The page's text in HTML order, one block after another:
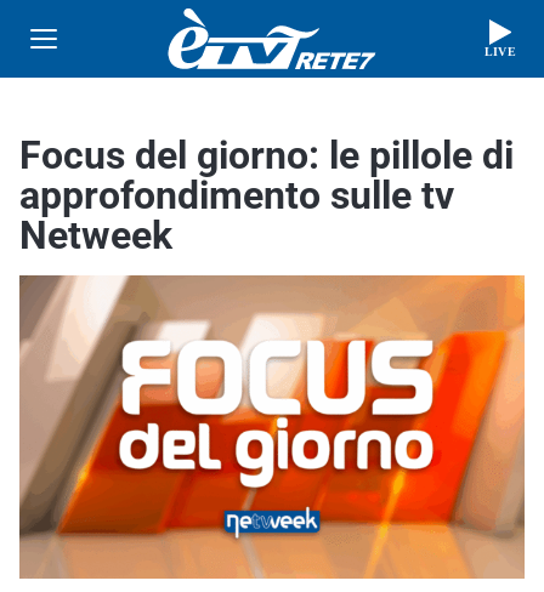
LIVE
Focus del giorno: le pillole di
approfondimento sulle tv
Netweek